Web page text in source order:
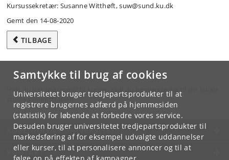
Samtykke til brug af cookies
Universitetet bruger tredjepartsprodukter til at
registrere brugernes adfærd på hjemmesiden
(statistik) for løbende at forbedre vores service.
Desuden bruger universitetet tredjepartsprodukter til
markedsføring af for eksempel udvalgte uddannelser
eller kurser, til at personalisere annoncer og til at
Kursussekretær: Susanne Witthøft, suw@sund.ku.dk
Gemt den 14-08-2020
TILBAGE
Hvis du har spørgsmål til kurset, skal du henvende dig til din lokale
studieadministration.
KØBENHAVNS UNIVERSITET
KONTAKT